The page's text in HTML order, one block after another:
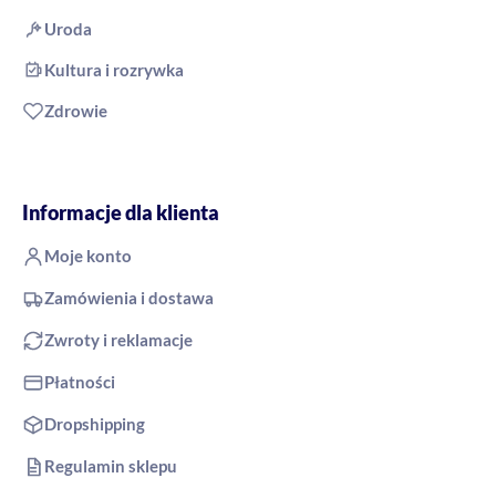
Uroda
Kultura i rozrywka
Zdrowie
Informacje dla klienta
Moje konto
Zamówienia i dostawa
Zwroty i reklamacje
Płatności
Dropshipping
Regulamin sklepu